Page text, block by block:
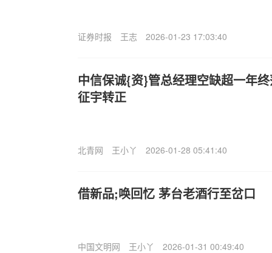
证券时报 王志 2026-01-23 17:03:40
中信保诚{资}管总经理空缺超一年
征宇转正
北青网 王小丫 2026-01-28 05:41:40
借新品;唤回忆 茅台老酒行至岔口
中国文明网 王小丫 2026-01-31 00:49:40